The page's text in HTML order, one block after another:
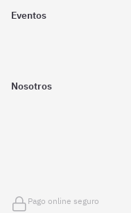
Eventos
Nosotros
Pago online seguro